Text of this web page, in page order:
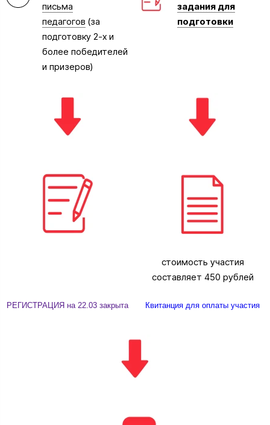
письма
педагогов (за
подготовку 2-х и
более победителей
и призеров)
задания для
подготовки
РЕГИСТРАЦИЯ на 22.03 закрыта
стоимость участия
составляет 450 рублей
Квитанция для оплаты участия